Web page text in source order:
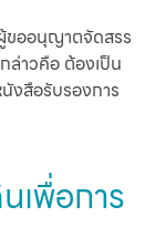
ขออนุญาตจัดสรร
าวคือ ต้องเป็น
งสือรับรองการ
เพื่อการ